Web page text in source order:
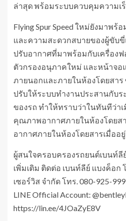
ล่าสุด พร้อมระบบควบคุมความเ
Flying Spur Speed ใหม่ยังมาพร้
และความสะดวกสบายของผู้ขับ
ปรับอากาศที่มาพร้อมกับเครื่อง
ตัวกรองอนุภาคใหม่ และหน้าจ
ภายนอกและภายในห้องโดยสาร
ปรับให้ระบบทำงานประสานกับร
ของรถ ทำให้ทราบว่าในทันทีว่าเ
คุณภาพอากาศภายในห้องโดยส
อากาศภายในห้องโดยสารเมื่ออ
ผู้สนใจครอบครองรถยนต์เบนท์
เพิ่มเติม ติดต่อ เบนท์ลีย์ แบงค็อก
เซอร์วิส จำกัด โทร. 080-925-
LINE Official Account:
https://lin.ee/4JOaZyE8V